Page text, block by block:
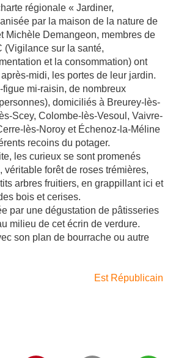
régionale « Jardiner,
par la maison de la nature de
Michèle Demangeon, membres de
(Vigilance sur la santé,
et la consommation) ont
après-midi, les portes de leur jardin.
figue mi-raisin, de nombreux
domiciliés à Breurey-lès-
Scey, Colombe-lès-Vesoul, Vaivre-
lès-Noroy et Échenoz-la-Méline
recoins du potager.
les curieux se sont promenés
véritable forêt de roses trémières,
arbres fruitiers, en grappillant ici et
bois et cerises.
par une dégustation de pâtisseries
milieu de cet écrin de verdure.
son plan de bourrache ou autre
Est Républicain